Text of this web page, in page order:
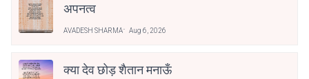
अपनत्व
AVADESH SHARMA Aug 6, 2026
क्या देव छोड़ शैतान मनाऊँ